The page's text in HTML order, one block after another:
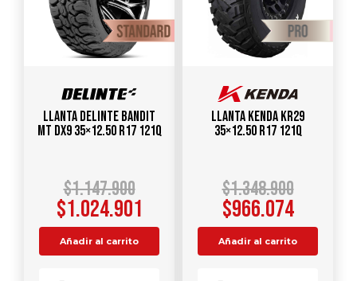
Llanta DELINTE Bandit
MT DX9 35×12.50 R17 121Q
$1.147.900
$1.024.901
Añadir al carrito
Llanta KENDA KR29
35×12.50 R17 121Q
$1.348.900
$966.074
Añadir al carrito